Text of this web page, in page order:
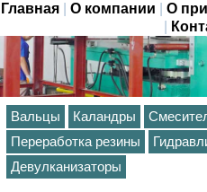
Главная| О компании О
Вальцы Каландры
Переработка резины
Девулканизаторы